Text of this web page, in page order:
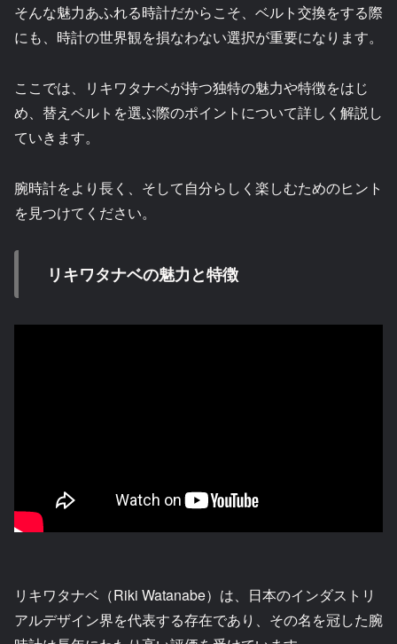
そんな魅力あふれる時計だからこそ、ベルト交換をする際
にも、時計の世界観を損なわない選択が重要になります。
ここでは、リキワタナベが持つ独特の魅力や特徴をはじ
め、替えベルトを選ぶ際のポイントについて詳しく解説し
ていきます。
腕時計をより長く、そして自分らしく楽しむためのヒント
を見つけてください。
リキワタナベの魅力と特徴
リキワタナベ（Riki Watanabe）は、日本のインダストリ
アルデザイン界を代表する存在であり、その名を冠した腕